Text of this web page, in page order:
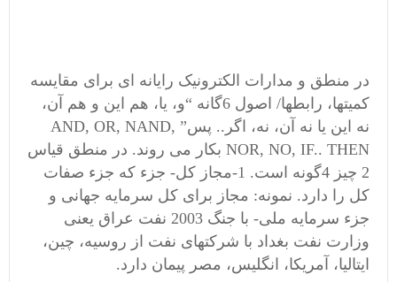
در منطق و مدارات الکترونیک رایانه ای برای مقایسه
کمیتها، رابطها/ اصول 6گانه “و، یا، هم این و هم آن،
نه این یا نه آن، نه، اگر.. پس” AND, OR, NAND,
NOR, NO, IF.. THEN بکار می روند. در منطق قیاس
2 چیز 4گونه است. 1-مجاز کل- جزء که جزء صفات
کل را دارد. نمونه: مجاز برای کل سرمایه جهانی و
جزء سرمایه ملی- با جنگ 2003 نفت عراق یعنی
وزارت نفت بغداد با شرکتهای نفت از روسیه، چین،
ایتالیا، آمریکا، انگلیس، مصر پیمان دارد.